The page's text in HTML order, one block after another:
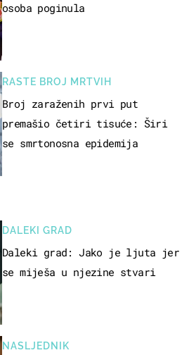
osoba poginula
RASTE BROJ MRTVIH
Broj zaraženih prvi put
premašio četiri tisuće: Širi
se smrtonosna epidemija
DALEKI GRAD
Daleki grad: Jako je ljuta jer
se miješa u njezine stvari
NASLJEDNIK